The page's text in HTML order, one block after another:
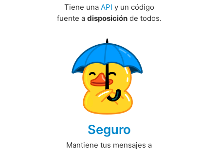
Tiene una API y un código
fuente a disposiciónde todos.
Seguro
Mantiene tus mensajes a